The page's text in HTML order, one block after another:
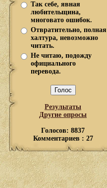
Так себе, явная
любительщина,
многовато ошибок.
Отвратительно, полная
халтура, невозможно
читать.
Не читаю, подожду
официального
перевода.
Результаты
Другие опросы
Голосов: 8837
Комментариев : 27